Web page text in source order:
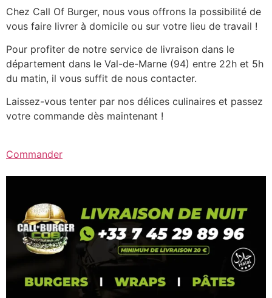
Chez Call Of Burger, nous vous offrons la possibilité de
vous faire livrer à domicile ou sur votre lieu de travail !
Pour profiter de notre service de livraison dans le
département dans le Val-de-Marne (94) entre 22h et 5h
du matin, il vous suffit de nous contacter.
Laissez-vous tenter par nos délices culinaires et passez
votre commande dès maintenant !
Commander